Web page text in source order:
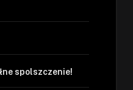
spolszczenie!